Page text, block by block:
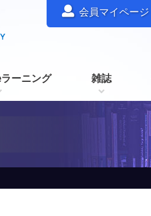
会員マイページ
ーニング 雑誌